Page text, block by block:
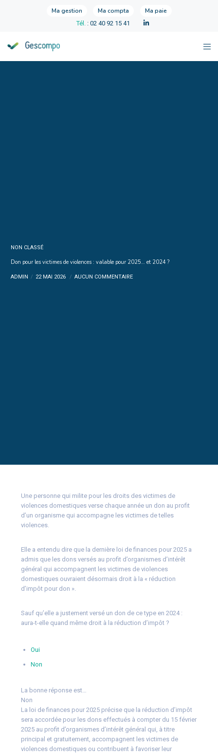
Ma gestion Ma compta Ma paie
Tél. : 02 40 92 15 41
NON CLASSÉ
Don pour les victimes de violences : valable pour 2025… et 2024 ?
ADMIN 22 MAI 2026 AUCUN COMMENTAIRE
Une personne qui milite pour les droits des victimes de
violences domestiques verse chaque année un don au profit
d’un organisme qui accompagne les victimes de telles
violences.
Elle a entendu dire que la dernière loi de finances pour 2025 a
admis que les dons versés au profit d’organismes d’intérêt
général qui accompagnent les victimes de violences
domestiques ouvraient désormais droit à la « réduction
d’impôt pour don ».
Sauf qu’elle a justement versé un don de ce type en 2024 :
aura-t-elle quand même droit à la réduction d’impôt ?
Oui
Non
La bonne réponse est…
Non
La loi de finances pour 2025 précise que la réduction d’impôt
sera accordée pour les dons effectués à compter du 15 février
2025 au profit d’organismes d’intérêt général qui, à titre
principal et gratuitement, accompagnent les victimes de
violences domestiques ou contribuent à favoriser leur